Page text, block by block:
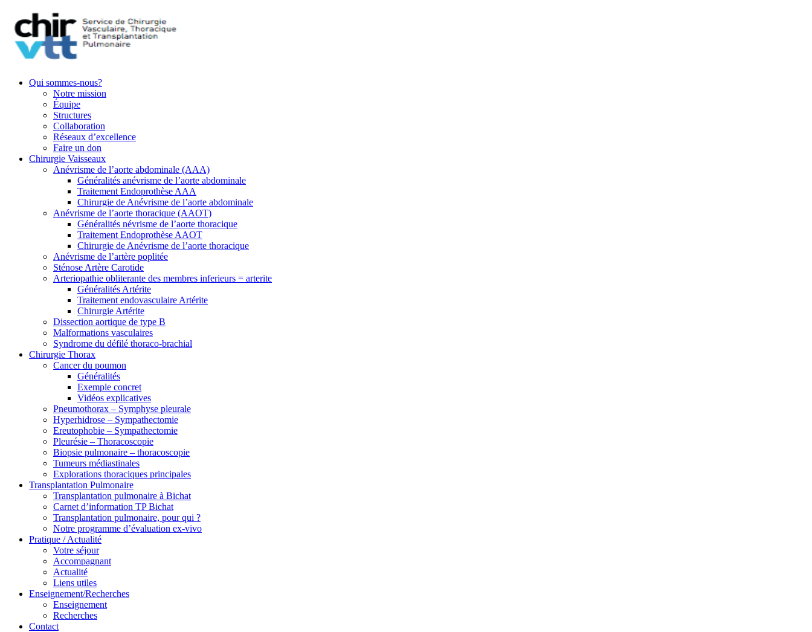
Qui sommes-nous?
Notre mission
Équipe
Structures
Collaboration
Réseaux d’excellence
Faire un don
Chirurgie Vaisseaux
Anévrisme de l’aorte abdominale (AAA)
Généralités anévrisme de l’aorte abdominale
Traitement Endoprothèse AAA
Chirurgie de Anévrisme de l’aorte abdominale
Anévrisme de l’aorte thoracique (AAOT)
Généralités névrisme de l’aorte thoracique
Traitement Endoprothèse AAOT
Chirurgie de Anévrisme de l’aorte thoracique
Anévrisme de l’artère poplitée
Sténose Artère Carotide
Arteriopathie obliterante des membres inferieurs = arterite
Généralités Artérite
Traitement endovasculaire Artérite
Chirurgie Artérite
Dissection aortique de type B
Malformations vasculaires
Syndrome du défilé thoraco-brachial
Chirurgie Thorax
Cancer du poumon
Généralités
Exemple concret
Vidéos explicatives
Pneumothorax – Symphyse pleurale
Hyperhidrose – Sympathectomie
Ereutophobie – Sympathectomie
Pleurésie – Thoracoscopie
Biopsie pulmonaire – thoracoscopie
Tumeurs médiastinales
Explorations thoraciques principales
Transplantation Pulmonaire
Transplantation pulmonaire à Bichat
Carnet d’information TP Bichat
Transplantation pulmonaire, pour qui ?
Notre programme d’évaluation ex-vivo
Pratique / Actualité
Votre séjour
Accompagnant
Actualité
Liens utiles
Enseignement/Recherches
Enseignement
Recherches
Contact